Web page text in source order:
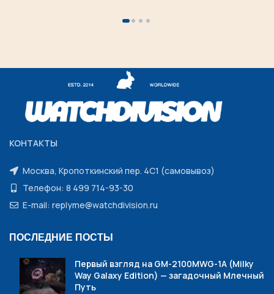
КОНТАКТЫ
Москва, Кропоткинский пер. 4С1 (самовывоз)
Телефон: 8 499 714-93-30
E-mail: replyme@watchdivision.ru
ПОСЛЕДНИЕ ПОСТЫ
Первый взгляд на GM-2100MWG-1A (Milky
Way Galaxy Edition) — загадочный Млечный
Путь